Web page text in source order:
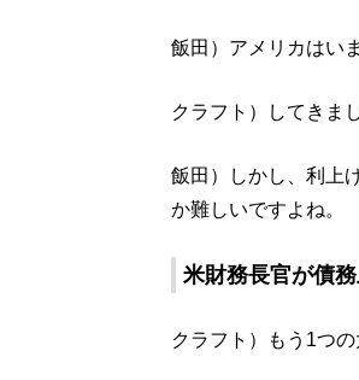
飯田）アメリカはい
クラフト）してきま
飯田）しかし、利上
か難しいですよね。
米財務長官が債
クラフト）もう1つ